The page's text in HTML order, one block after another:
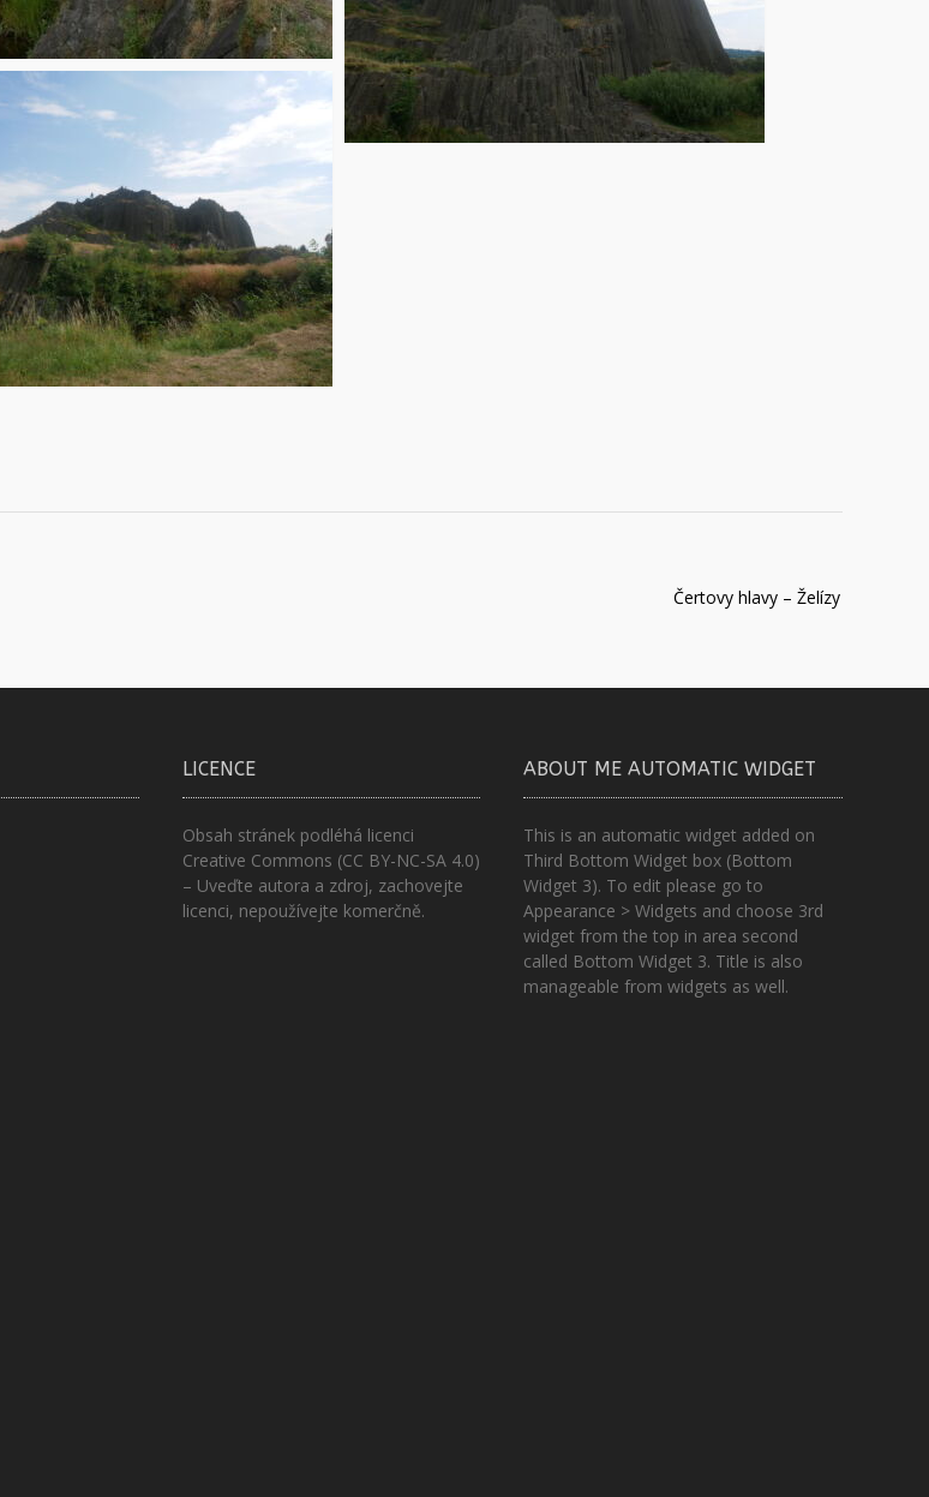
Čertovy hlavy – Želízy
LICENCE
Obsah stránek podléhá licenci
Creative Commons (CC BY-NC-SA 4.0)
– Uveďte autora a zdroj, zachovejte
licenci, nepoužívejte komerčně.
ABOUT ME AUTOMATIC WIDGET
This is an automatic widget added on
Third Bottom Widget box (Bottom
Widget 3). To edit please go to
Appearance > Widgets and choose 3rd
widget from the top in area second
called Bottom Widget 3. Title is also
manageable from widgets as well.